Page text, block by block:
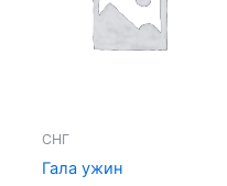
СНГ
Гала ужин